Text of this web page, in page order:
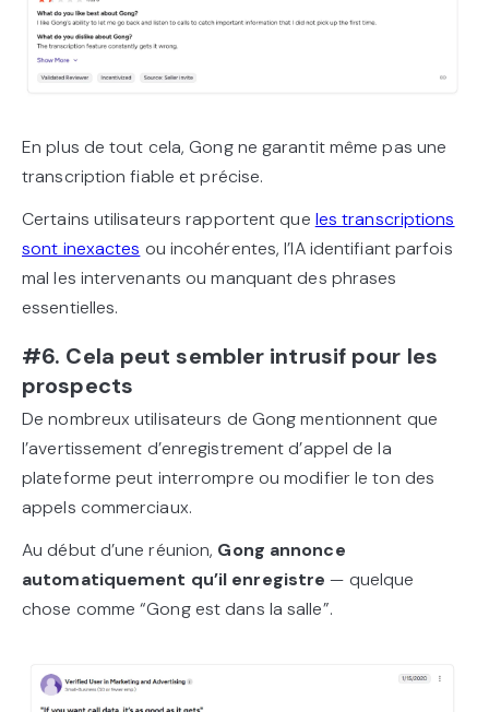
En plus de tout cela, Gong ne garantit même pas une
transcription fiable et précise.
Certains utilisateurs rapportent que les transcriptions
sont inexactes ou incohérentes, l’IA identifiant parfois
mal les intervenants ou manquant des phrases
essentielles.
#6. Cela peut sembler intrusif pour les
prospects
De nombreux utilisateurs de Gong mentionnent que
l’avertissement d’enregistrement d’appel de la
plateforme peut interrompre ou modifier le ton des
appels commerciaux.
Au début d’une réunion, Gong annonce
automatiquement qu’il enregistre — quelque
chose comme “Gong est dans la salle”.